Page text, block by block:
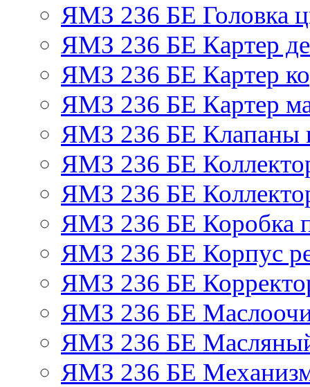
ЯМЗ 236 БЕ Головка
ЯМЗ 236 БЕ Картер
ЯМЗ 236 БЕ Картер
ЯМЗ 236 БЕ Картер
ЯМЗ 236 БЕ Клапаны
ЯМЗ 236 БЕ
ЯМЗ 236 БЕ
ЯМЗ 236 БЕ Коробка
ЯМЗ 236 БЕ Корпус
ЯМЗ 236 БЕ
ЯМЗ 236 БЕ
ЯМЗ 236 БЕ Масляный
ЯМЗ 236 БЕ Механизм